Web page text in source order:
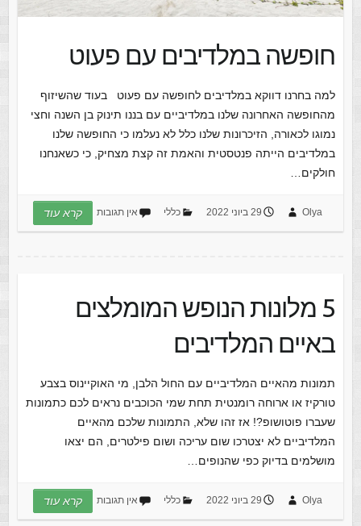
חופשה במלדיבים עם פעוט
למה בחרנו דווקא במלדיבים לחופשה עם פעוט בעוד שהשיזוף
מהחופשה האחרונה שלנו במלדיביים עם בננו תינוק בן השנה וחצי
נמוגו לכאורה, הזיכרונות שלנו כלל לא נעלמו כי החופשה שלנו
במלדיבים הייתה פנטסטית והאמת זה קצת מצחיק, כי כשאנחנו
חולקים…
Olya 29 ביוני 2022 כללי אין תגובות קרא עוד
5 מלונות הנופש המומלצים
באיים המלדיבים
תמונות מהאיים המלדיביים עם החול הלבן, מי האוקיינוס בצבע
טורקיז או ארוחה רומנטית תחת שמי הכוכבים נראים לכם כתמונות
שעברו פוטושופ?! אז זהו שלא, התמונות שלכם מהאיים
המלדיביים לא יצטרכו שום עריכה ושום פילטרים, הם יצאו
מושלמים בדיוק כפי שהנופים…
Olya 29 ביוני 2022 כללי אין תגובות קרא עוד